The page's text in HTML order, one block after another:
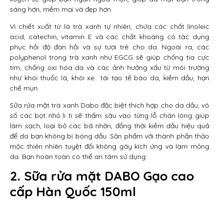
sáng hơn, mềm mại và đẹp hơn.
Vì chiết xuất từ lá trà xanh tự nhiên, chứa các chất linoleic
acid, catechin, vitamin E và các chất khoáng có tác dụng
phục hồi độ đàn hồi và sự tươi trẻ cho da. Ngoài ra, các
polyphenol trong trà xanh như EGCG sẽ giúp chống tia cực
tím, chống oxi hóa da và các ảnh hưởng xấu từ môi trường
như khói thuốc lá, khói xe.. tái tạo tế bào da, kiềm dầu, hạn
chế mụn.
Sữa rửa mặt trà xanh Dabo đặc biệt thích hợp cho da dầu, vô
số các bọt nhỏ li ti sẽ thấm sâu vào từng lỗ chân lông giúp
làm sạch, loại bỏ các bã nhờn, đồng thời kiềm dầu hiệu quả
để da bạn không bị bóng dầu. Sản phẩm với thành phần thảo
mộc thiên nhiên tuyệt đối không gây kích ứng và làm mỏng
da. Bạn hoàn toàn có thể an tâm sử dụng.
2. Sữa rửa mặt DABO Gạo cao
cấp Hàn Quốc 150ml